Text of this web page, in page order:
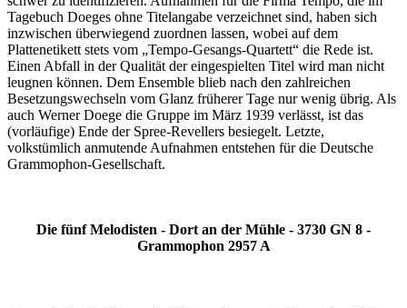
Tagebuch Doeges ohne Titelangabe verzeichnet sind, haben sich
inzwischen überwiegend zuordnen lassen, wobei auf dem
Plattenetikett stets vom „Tempo-Gesangs-Quartett“ die Rede ist.
Einen Abfall in der Qualität der eingespielten Titel wird man nicht
leugnen können. Dem Ensemble blieb nach den zahlreichen
Besetzungswechseln vom Glanz früherer Tage nur wenig übrig. Als
auch Werner Doege die Gruppe im März 1939 verlässt, ist das
(vorläufige) Ende der Spree-Revellers besiegelt. Letzte,
volkstümlich anmutende Aufnahmen entstehen für die Deutsche
Grammophon-Gesellschaft.
Die fünf Melodisten - Dort an der Mühle - 3730 GN 8 -
Grammophon 2957 A